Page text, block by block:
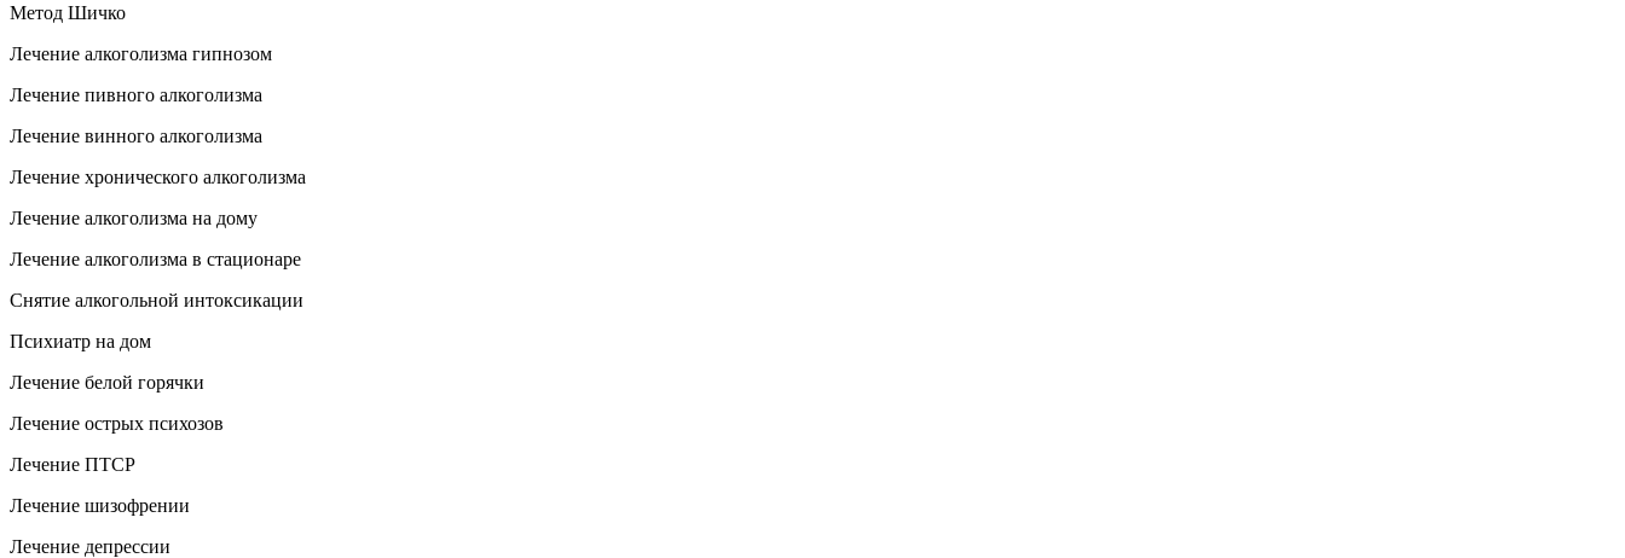
Метод Шичко
Лечение алкоголизма гипнозом
Лечение пивного алкоголизма
Лечение винного алкоголизма
Лечение хронического алкоголизма
Лечение алкоголизма на дому
Лечение алкоголизма в стационаре
Снятие алкогольной интоксикации
Психиатр на дом
Лечение белой горячки
Лечение острых психозов
Лечение ПТСР
Лечение шизофрении
Лечение депрессии